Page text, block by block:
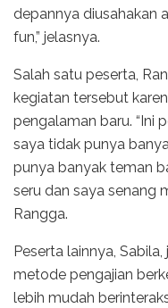
depannya diusahakan
fun,” jelasnya.
Salah satu peserta,
kegiatan tersebut
pengalaman baru. “Ini
saya tidak punya
punya banyak teman
seru dan saya senang
Rangga.
Peserta lainnya,
metode pengajian
lebih mudah